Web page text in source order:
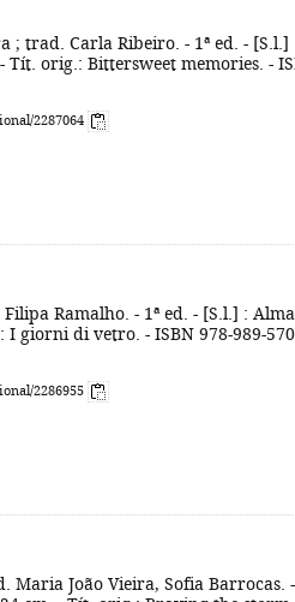
; trad. Carla Ribeiro. - 1ª ed. - [S.l.]
Tít. orig.: Bittersweet memories. -
2287064
Ramalho. - 1ª ed. - [S.l.] : Alma
giorni di vetro. - ISBN 978-989-
2286955
Maria João Vieira, Sofia Barrocas. -